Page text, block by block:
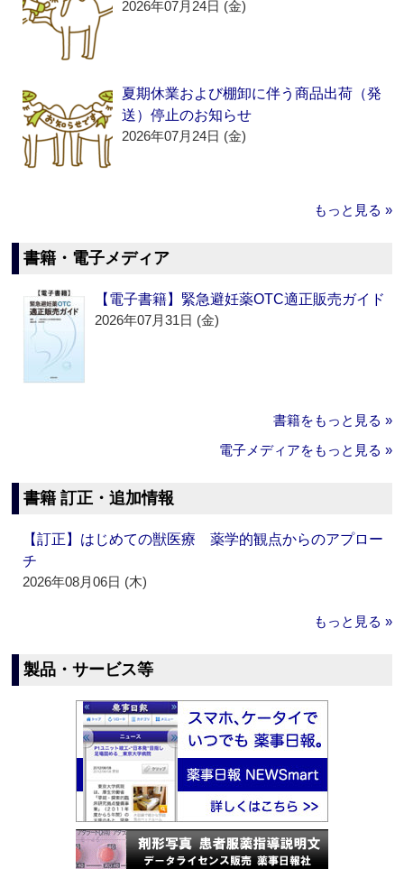
2026年07月24日 (金)
夏期休業および棚卸に伴う商品出荷（発
送）停止のお知らせ
2026年07月24日 (金)
もっと見る »
書籍・電子メディア
【電子書籍】緊急避妊薬OTC適正販売ガイド
2026年07月31日 (金)
書籍をもっと見る »
電子メディアをもっと見る »
書籍 訂正・追加情報
【訂正】はじめての獣医療 薬学的観点からのアプロー
チ
2026年08月06日 (木)
もっと見る »
製品・サービス等